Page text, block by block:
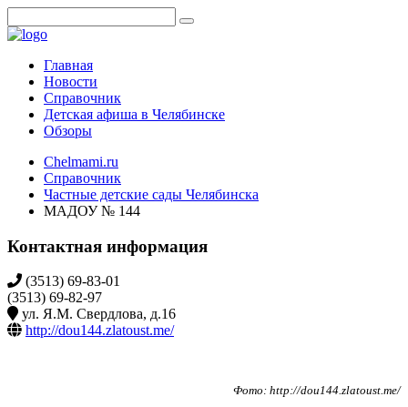
Главная
Новости
Справочник
Детская афиша в Челябинске
Обзоры
Chelmami.ru
Справочник
Частные детские сады Челябинска
МАДОУ № 144
Контактная информация
(3513) 69-83-01
(3513) 69-82-97
ул. Я.М. Свердлова, д.16
http://dou144.zlatoust.me/
Фото: http://dou144.zlatoust.me/